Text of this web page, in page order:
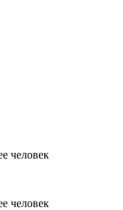
человек
человек